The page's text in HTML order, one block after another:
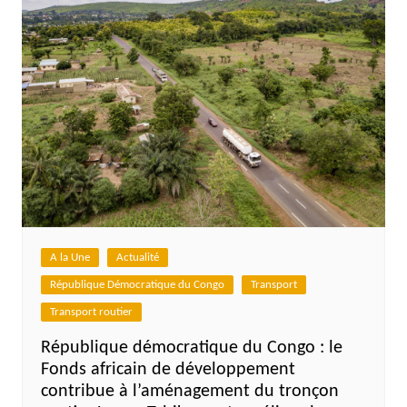
A la Une Actualité
République Démocratique du Congo Transport
Transport routier
République démocratique du Congo : le
Fonds africain de développement
contribue à l’aménagement du tronçon